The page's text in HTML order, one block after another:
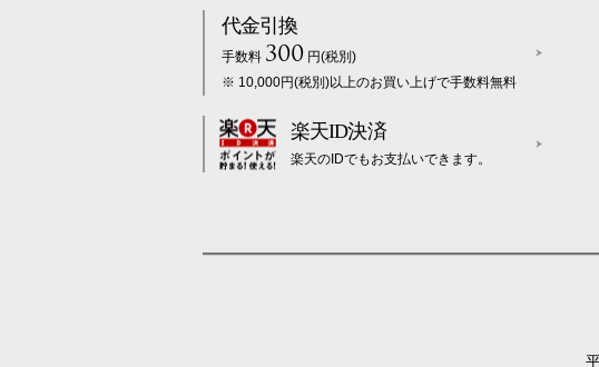
代金引換
手数料 300 円(税別)
※ 10,000円(税別)以上のお買い上げで手数料無料
楽天ID決済
楽天のIDでもお支払いできます。